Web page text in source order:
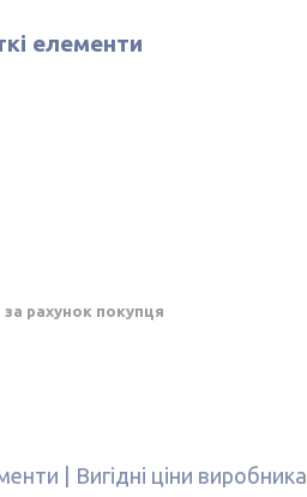
елементи
за рахунок покупця
| Вигідні ціни виробника